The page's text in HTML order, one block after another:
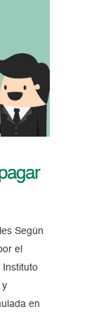
Según
el
Instituto
y
en